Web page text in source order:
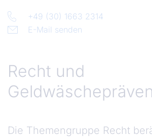
+49 (30) 1663 2314
E-Mail senden
Recht und
Die Themengruppe Recht